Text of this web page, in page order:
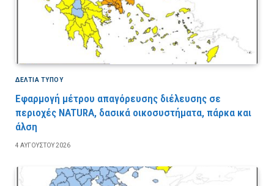
ΔΕΛΤΙΑ ΤΥΠΟΥ
Εφαρμογή μέτρου απαγόρευσης διέλευσης σε
περιοχές NATURA, δασικά οικοσυστήματα, πάρκα και
άλση
4 ΑΥΓΟΎΣΤΟΥ 2026